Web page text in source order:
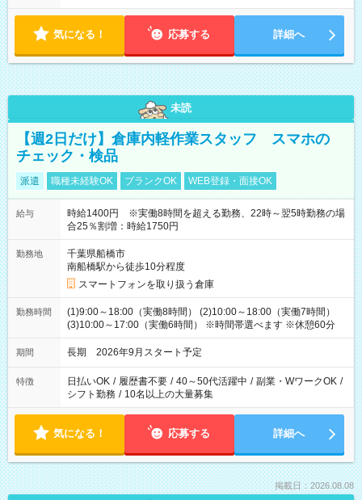
18:00 などのように、自由な働き方が可能なお仕事です！
気になる！ 応募する 詳細へ
未読
【週2日だけ】倉庫内軽作業スタッフ スマホの
チェック・検品
派遣 職種未経験OK ブランクOK WEB登録・面接OK
給与
時給1400円 ※実働8時間を超える勤務、22時～翌5時勤務の場
合25％割増：時給1750円
勤務地
千葉県船橋市
南船橋駅から徒歩10分程度
スマートフォンを取り扱う倉庫
勤務時間
(1)9:00～18:00（実働8時間） (2)10:00～18:00（実働7時間）
(3)10:00～17:00（実働6時間） ※時間帯選べます ※休憩60分
期間 長期 2026年9月スタート予定
特徴 日払いOK / 履歴書不要 / 40～50代活躍中 / 副業・WワークOK /
シフト勤務 / 10名以上の大量募集
気になる！ 応募する 詳細へ
掲載日：2026.08.08